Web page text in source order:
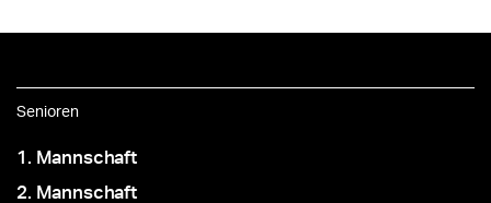
Senioren
1. Mannschaft
2. Mannschaft